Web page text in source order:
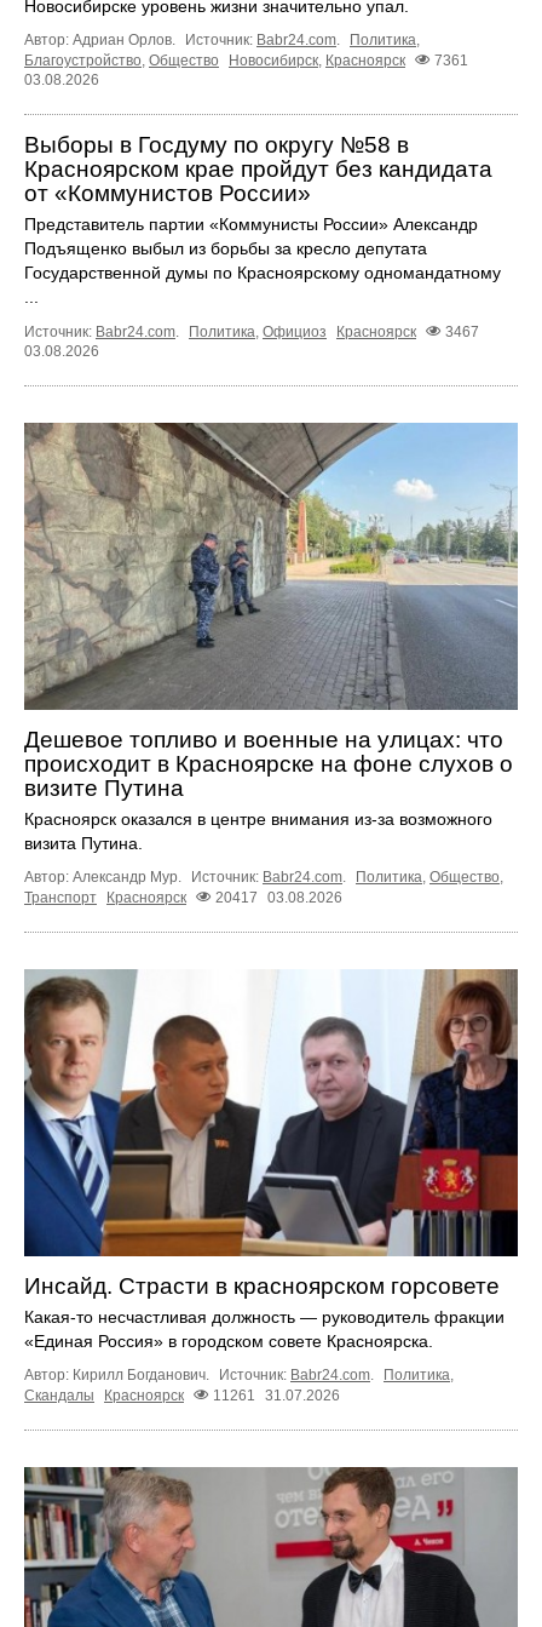
Новосибирске уровень жизни значительно упал.
Автор: Адриан Орлов. Источник: Babr24.com. Политика,
Благоустройство, Общество Новосибирск, Красноярск
7361
03.08.2026
Выборы в Госдуму по округу №58 в
Красноярском крае пройдут без кандидата
от «Коммунистов России»
Представитель партии «Коммунисты России» Александр
Подъященко выбыл из борьбы за кресло депутата
Государственной думы по Красноярскому одномандатному
...
Источник: Babr24.com. Политика, Официоз Красноярск
3467
03.08.2026
Дешевое топливо и военные на улицах: что
происходит в Красноярске на фоне слухов о
визите Путина
Красноярск оказался в центре внимания из-за возможного
визита Путина.
Автор: Александр Мур. Источник: Babr24.com. Политика, Общество,
Транспорт
Красноярск 20417 03.08.2026
Инсайд. Страсти в красноярском горсовете
Какая-то несчастливая должность — руководитель фракции
«Единая Россия» в городском совете Красноярска.
Автор: Кирилл Богданович. Источник: Babr24.com Политика
Скандалы
Красноярск 11261 31.07.2026